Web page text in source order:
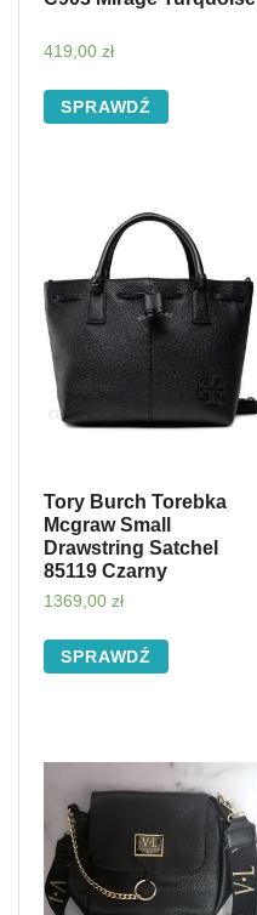
419,00 zł
SPRAWDŹ
Tory Burch Torebka
Mcgraw Small
Drawstring Satchel
85119 Czarny
1369,00 zł
SPRAWDŹ